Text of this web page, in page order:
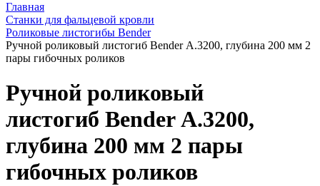
Главная
Станки для фальцевой кровли
Роликовые листогибы Bender
Ручной роликовый листогиб Bender А.3200, глубина 200 мм 2
пары гибочных роликов
Ручной роликовый
листогиб Bender А.3200,
глубина 200 мм 2 пары
гибочных роликов